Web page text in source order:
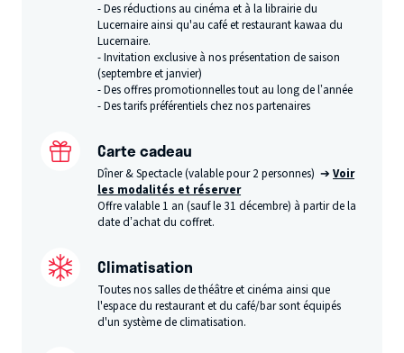
- Des réductions au cinéma et à la librairie du
Lucernaire ainsi qu'au café et restaurant kawaa du
Lucernaire.
- Invitation exclusive à nos présentation de saison
(septembre et janvier)
- Des offres promotionnelles tout au long de l’année
- Des tarifs préférentiels chez nos partenaires
Carte cadeau
Dîner & Spectacle (valable pour 2 personnes) ➔Voir
les modalités et réserver
Offre valable 1 an (sauf le 31 décembre) à partir de la
date d’achat du coffret.
Climatisation
Toutes nos salles de théâtre et cinéma ainsi que
l'espace du restaurant et du café/bar sont équipés
d'un système de climatisation.